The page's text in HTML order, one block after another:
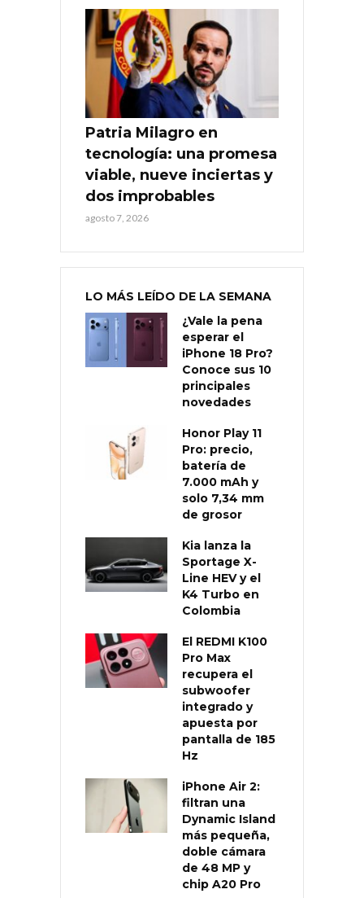
Patria Milagro en
tecnología: una promesa
viable, nueve inciertas y
dos improbables
agosto 7, 2026
LO MÁS LEÍDO DE LA SEMANA
¿Vale la pena
esperar el
iPhone 18 Pro?
Conoce sus 10
principales
novedades
Honor Play 11
Pro: precio,
batería de
7.000 mAh y
solo 7,34 mm
de grosor
Kia lanza la
Sportage X-
Line HEV y el
K4 Turbo en
Colombia
El REDMI K100
Pro Max
recupera el
subwoofer
integrado y
apuesta por
pantalla de 185
Hz
iPhone Air 2:
filtran una
Dynamic Island
más pequeña,
doble cámara
de 48 MP y
chip A20 Pro